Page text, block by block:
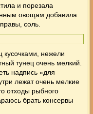
и порезала
овощам добавила
соль.
кусочками, нежели
тунец очень мелкий.
надпись «для
лежат очень мелкие
отходы рыбного
брать консервы